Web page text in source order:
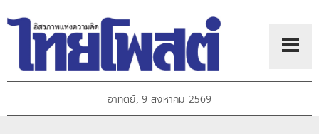
อาทิตย์, 9 สิงหาคม 2569